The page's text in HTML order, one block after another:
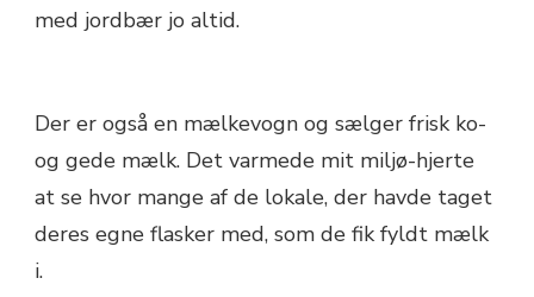
med jordbær jo altid.
Der er også en mælkevogn og sælger frisk ko-
og gede mælk. Det varmede mit miljø-hjerte
at se hvor mange af de lokale, der havde taget
deres egne flasker med, som de fik fyldt mælk
i.